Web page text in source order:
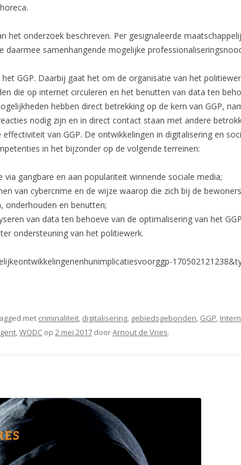
het onderzoek beschreven. Per gesignaleerde
samenhangende mogelijke
GGP. Daarbij gaat het om de organisatie van het
die op internet circuleren en het benutten van data ten
hebben direct betrekking op de kern van GGP,
nodig zijn en in direct contact staan met andere
van GGP. De ontwikkelingen in digitalisering en
in het bijzonder op de volgende terreinen:
gangbare en aan populariteit winnende sociale media;
van cybercrime en de wijze waarop die zich bij de
onderhouden en benutten;
van data ten behoeve van de optimalisering van het
ondersteuning van het politiewerk.
met criminaliteit, digitalisering, gebiedsgebonden, GGP,
,WODC op 2 mei 2017 doorArnout de Vries.